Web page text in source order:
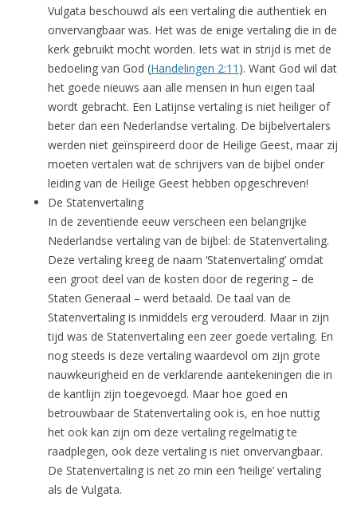
Vulgata beschouwd als een vertaling die authentiek en
onvervangbaar was. Het was de enige vertaling die in de
kerk gebruikt mocht worden. Iets wat in strijd is met de
bedoeling van God (Handelingen 2:11 ). Want God wil dat
het goede nieuws aan alle mensen in hun eigen taal
wordt gebracht. Een Latijnse vertaling is niet heiliger of
beter dan een Nederlandse vertaling. De bijbelvertalers
werden niet geïnspireerd door de Heilige Geest, maar zij
moeten vertalen wat de schrijvers van de bijbel onder
leiding van de Heilige Geest hebben opgeschreven!
De Statenvertaling
In de zeventiende eeuw verscheen een belangrijke
Nederlandse vertaling van de bijbel: de Statenvertaling.
Deze vertaling kreeg de naam ‘Statenvertaling’ omdat
een groot deel van de kosten door de regering – de
Staten Generaal – werd betaald. De taal van de
Statenvertaling is inmiddels erg verouderd. Maar in zijn
tijd was de Statenvertaling een zeer goede vertaling. En
nog steeds is deze vertaling waardevol om zijn grote
nauwkeurigheid en de verklarende aantekeningen die in
de kantlijn zijn toegevoegd. Maar hoe goed en
betrouwbaar de Statenvertaling ook is, en hoe nuttig
het ook kan zijn om deze vertaling regelmatig te
raadplegen, ook deze vertaling is niet onvervangbaar.
De Statenvertaling is net zo min een ‘heilige’ vertaling
als de Vulgata.